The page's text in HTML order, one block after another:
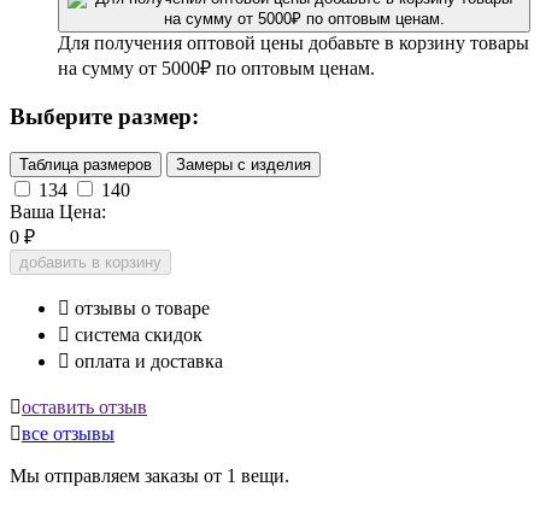
Для получения оптовой цены добавьте в корзину товары
на сумму от 5000₽ по оптовым ценам.
Выберите размер:
Таблица размеров Замеры с изделия
134
140
Ваша Цена:
0 ₽
добавить в корзину
 отзывы о товаре
 система скидок
 оплата и доставка
оставить отзыв
все отзывы
Мы отправляем заказы от 1 вещи.